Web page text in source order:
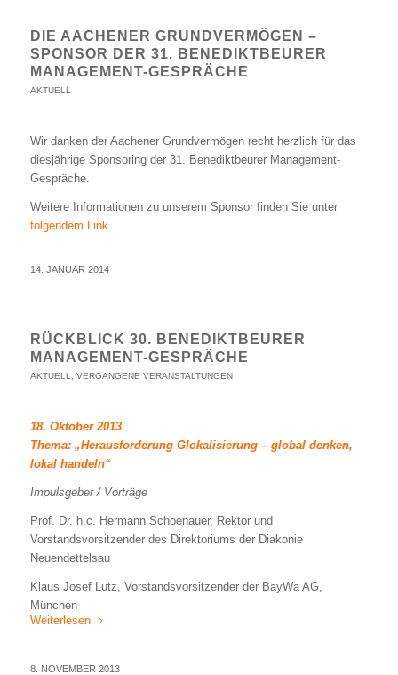
DIE AACHENER GRUNDVERMÖGEN –
SPONSOR DER 31. BENEDIKTBEURER
MANAGEMENT-GESPRÄCHE
AKTUELL
Wir danken der Aachener Grundvermögen recht herzlich für das
diesjährige Sponsoring der 31. Benediktbeurer Management-
Gespräche.
Weitere Informationen zu unserem Sponsor finden Sie unter
folgendem Link
14. JANUAR 2014
RÜCKBLICK 30. BENEDIKTBEURER
MANAGEMENT-GESPRÄCHE
AKTUELL VERGANGENE VERANSTALTUNGEN
18. Oktober 2013
Thema: „Herausforderung Glokalisierung – global denken,
lokal handeln“
Impulsgeber / Vorträge
Prof. Dr. h.c. Hermann Schoenauer, Rektor und
Vorstandsvorsitzender des Direktoriums der Diakonie
Neuendettelsau
Klaus Josef Lutz, Vorstandsvorsitzender der BayWa AG,
München
Weiterlesen
8. NOVEMBER 2013